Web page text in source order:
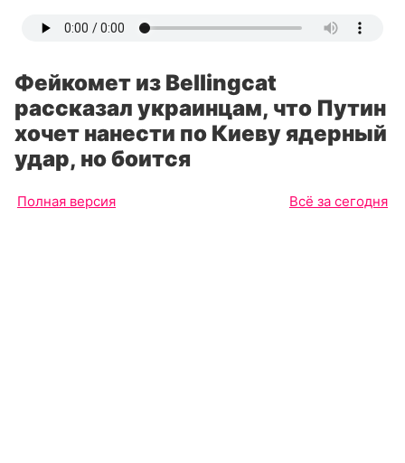
Фейкомет из Bellingcat
рассказал украинцам, что Путин
хочет нанести по Киеву ядерный
удар, но боится
Полная версия Всё за сегодня